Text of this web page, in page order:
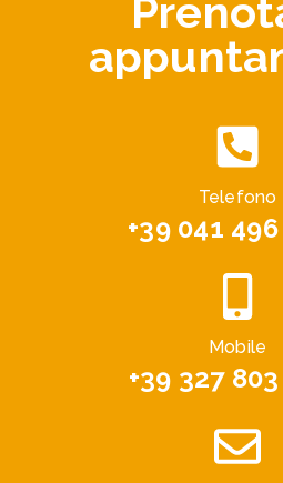
+39 041
Telefono
+39 327
Mobile